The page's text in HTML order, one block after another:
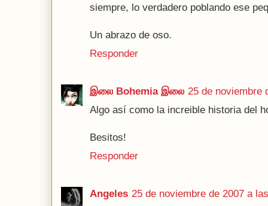
siempre, lo verdadero poblando ese
Un abrazo de oso.
Responder
இலை Bohemia இலை 25 de noviembre
Algo así como la increible historia del
Besitos!
Responder
Angeles 25 de noviembre de 2007 a